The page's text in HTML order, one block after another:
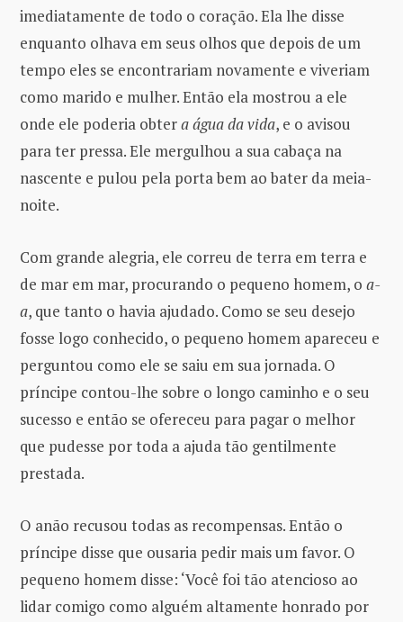
imediatamente de todo o coração. Ela lhe disse
enquanto olhava em seus olhos que depois de um
tempo eles se encontrariam novamente e viveriam
como marido e mulher. Então ela mostrou a ele
onde ele poderia obtera água da vida, e o avisou
para ter pressa. Ele mergulhou a sua cabaça na
nascente e pulou pela porta bem ao bater da meia-
noite.
Com grande alegria, ele correu de terra em terra e
de mar em mar, procurando o pequeno homem, o a-
a, que tanto o havia ajudado. Como se seu desejo
fosse logo conhecido, o pequeno homem apareceu e
perguntou como ele se saiu em sua jornada. O
príncipe contou-lhe sobre o longo caminho e o seu
sucesso e então se ofereceu para pagar o melhor
que pudesse por toda a ajuda tão gentilmente
prestada.
O anão recusou todas as recompensas. Então o
príncipe disse que ousaria pedir mais um favor. O
pequeno homem disse: ‘Você foi tão atencioso ao
lidar comigo como alguém altamente honrado por